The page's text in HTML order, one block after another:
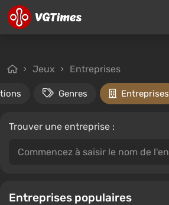
Jeux Entreprises
Genres Entreprises
Trouver une entreprise :
Entreprises populaires